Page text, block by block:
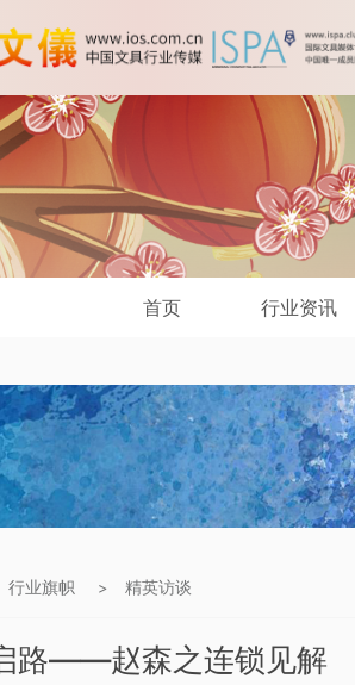
首页 行业资讯
行业旗帜 > 精英访谈
路——赵森之连锁见解